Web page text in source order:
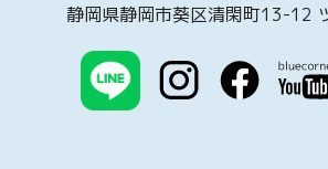
静岡県静岡市葵区清閑町13-12